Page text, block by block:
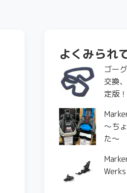
よくみられ
ゴー
交換
定版
〜ち
た〜
Werks